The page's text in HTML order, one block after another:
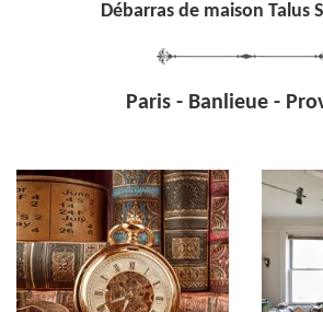
Débarras de maison Talus
Paris - Banlieue -